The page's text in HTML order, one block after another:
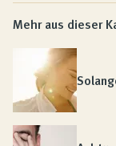
Mehr aus dieser